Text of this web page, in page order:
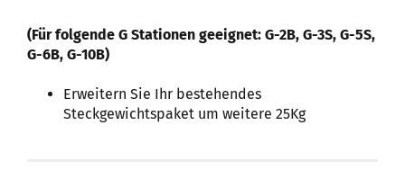
(Für folgende G Stationen geeignet: G-2B, G-3S, G-5S,
G-6B, G-10B)
Erweitern Sie Ihr bestehendes
Steckgewichtspaket um weitere 25Kg